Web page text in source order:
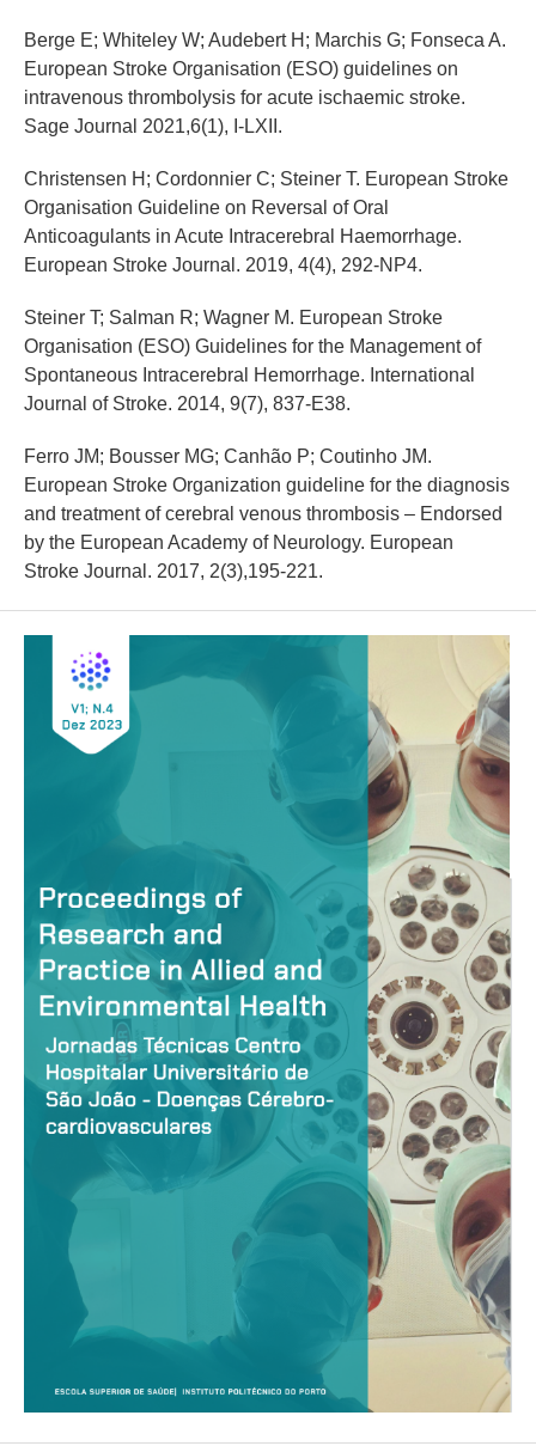
Berge E; Whiteley W; Audebert H; Marchis G; Fonseca A.
European Stroke Organisation (ESO) guidelines on
intravenous thrombolysis for acute ischaemic stroke.
Sage Journal 2021,6(1), I-LXII.
Christensen H; Cordonnier C; Steiner T. European Stroke
Organisation Guideline on Reversal of Oral
Anticoagulants in Acute Intracerebral Haemorrhage.
European Stroke Journal. 2019, 4(4), 292-NP4.
Steiner T; Salman R; Wagner M. European Stroke
Organisation (ESO) Guidelines for the Management of
Spontaneous Intracerebral Hemorrhage. International
Journal of Stroke. 2014, 9(7), 837-E38.
Ferro JM; Bousser MG; Canhão P; Coutinho JM.
European Stroke Organization guideline for the diagnosis
and treatment of cerebral venous thrombosis – Endorsed
by the European Academy of Neurology. European
Stroke Journal. 2017, 2(3),195-221.